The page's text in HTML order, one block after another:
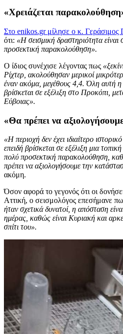
«Χρειάζεται
Στο enikos.gr μίλησε ο κ. Γεράσιμος
ότι: «Η σεισμική δραστηριότητα είναι
προσεκτική παρακολούθηση».
Ο ίδιος συνέχισε λέγοντας πως
Ρίχτερ, ακολούθησαν μερικοί
έναν ακόμα, μεγέθους 4,4. Όλη αυτή η
βρίσκεται σε εξέλιξη στο Προκόπι,
Εύβοιας».
«Θα πρέπει να
«Η περιοχή δεν έχει ιδιαίτερο
επειδή βρίσκεται σε εξέλιξη μια
πολύ προσεκτική παρακολούθηση,
πρέπει να αξιολογήσουμε την
ακόμη.
Όσον αφορά το γεγονός ότι οι
Αττική, ο σεισμολόγος επεσήμανε
ήταν σχετικά δυνατοί, η απόσταση
ημέρας, καθώς είναι Κυριακή και
σπίτι του».